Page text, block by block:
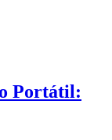
Portátil: